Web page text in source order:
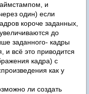
и
один) если
короче заданных,
до
заданного- кадры
и всё это приводится
кадра) с
как у
ли создать